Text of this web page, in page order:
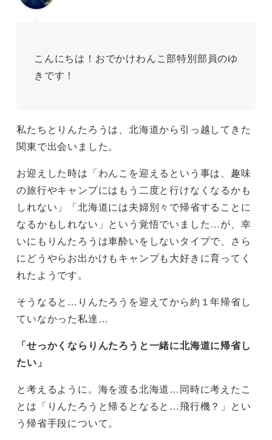
こんにちは！おでかけわんこ部特別部員のゆ
きです！
私たちとりんたろうは、北海道から引っ越してきた
関東で出会いました。
お迎えした時は「わんこを迎えるという事は、趣味
の旅行やキャンプにはもう二度と行けなくなるかも
しれない」「北海道には夫婦別々で帰省することに
なるかもしれない」という覚悟でいました…が、幸
いにもりんたろうは車酔いをしないタイプで、さら
にどうやらお出かけもキャンプも大好きに育ってく
れたようです。
そうなると…りんたろうを迎えてから約１年帰省し
ていなかった私達…
「せっかくならりんたろうと一緒に北海道に帰省し
たい」
と考えるように。海を渡る北海道…同時に考えたこ
とは「りんたろうと帰るとなると…飛行機？」とい
う帰省手段について。